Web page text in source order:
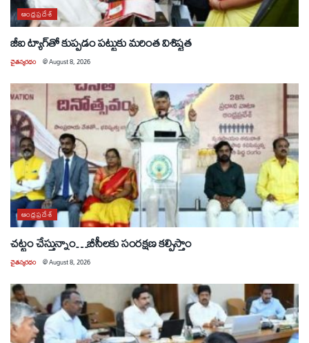
ఆంధ్రప్రదేశ్
జీఐ ట్యాగ్‌తో కుప్పడం పట్టుకు మరింత విశిష్టత
చైతన్యరధం @August 8, 2026
ఆంధ్రప్రదేశ్
చట్టం చేస్తున్నాం…బీసీలకు సంరక్షణ కల్పిస్తాం
చైతన్యరధం @August 8, 2026